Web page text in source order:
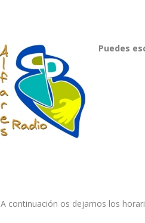
Puedes
A continuación os dejamos los